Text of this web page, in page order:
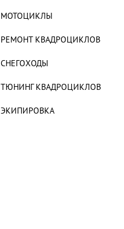
МОТОЦИКЛЫ
РЕМОНТ КВАДРОЦИКЛОВ
СНЕГОХОДЫ
ТЮНИНГ КВАДРОЦИКЛОВ
ЭКИПИРОВКА